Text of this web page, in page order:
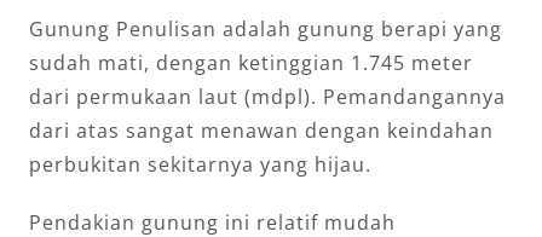
Gunung Penulisan adalah gunung berapi yang
sudah mati, dengan ketinggian 1.745 meter
dari permukaan laut (mdpl). Pemandangannya
dari atas sangat menawan dengan keindahan
perbukitan sekitarnya yang hijau.
Pendakian gunung ini relatif mudah